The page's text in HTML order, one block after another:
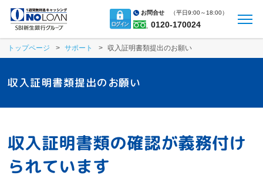
お問合せ （平日9:00～18:00）
0120-170024
トップページ サポート 収入証明書類提出のお願い
収入証明書類提出のお願い
収入証明書類の確認が義務付け
られています